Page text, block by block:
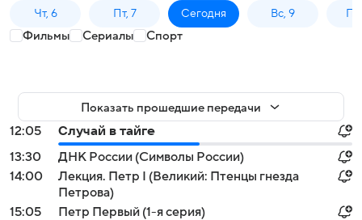
Чт, 6 Пт, 7 Сегодня Вс, 9
Фильмы Сериалы Спорт
Показать прошедшие передачи
12:05
Случай в тайге
13:30
ДНК России (Символы России)
14:00
Лекция. Петр I (Великий: Птенцы гнезда
Петрова)
15:05
Петр Первый (1-я серия)